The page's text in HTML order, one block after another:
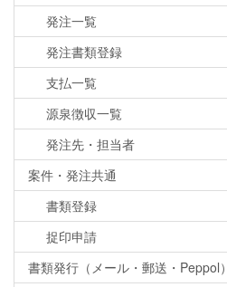
発注一覧
発注書類登録
支払一覧
源泉徴収一覧
発注先・担当者
案件・発注共通
書類登録
捉印申請
書類発行（メール・郵送・Peppol）